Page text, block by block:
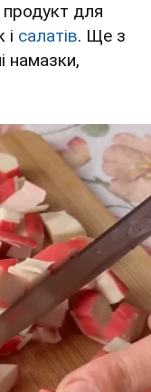
для
і салатів. Ще з
намазки,